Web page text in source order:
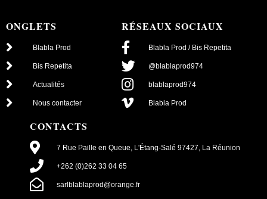
CONTACTS
7 Rue Paille en Queue, L'Étang-Salé 97427, La Réunion
+262 (0)262 33 04 65
sarlblablaprod@orange.fr
RÉSEAUX SOCIAUX
Blabla Prod / Bis Repetita
@blablaprod974
blablaprod974
Blabla Prod
ONGLETS
Blabla Prod
Bis Repetita
Actualités
Nous contacter